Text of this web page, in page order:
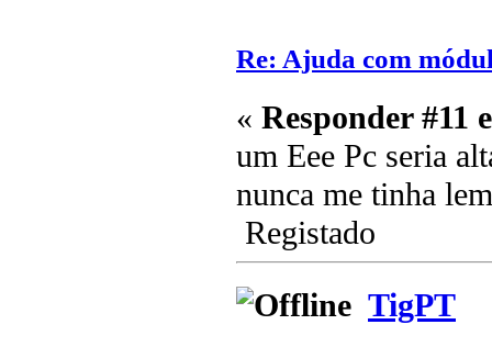
Re: Ajuda com
« Responder #11
um Eee Pc seria
nunca me tinha
Registado
TigPT